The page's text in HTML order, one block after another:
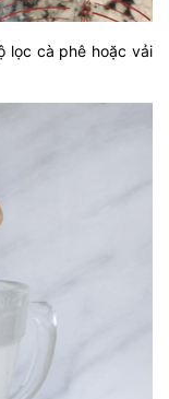
lọc cà phê hoặc vải